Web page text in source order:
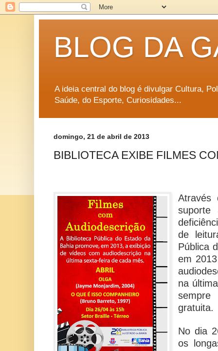
BLOG DA
A ideia central do blog é divulgar Cultura,
Saúde, do Esporte, Curiosidades...
domingo, 21 de abril de 2013
BIBLIOTECA EXIBE FILMES
Através
suporte
de
Pública
em
na
gratuita.
No dia
os